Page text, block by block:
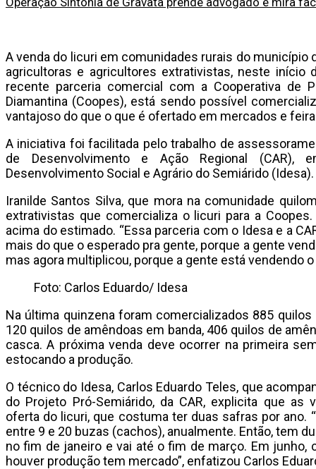
A venda do licuri em comunidades rurais do município
agricultoras e agricultores extrativistas, neste início
recente parceria comercial com a Cooperativa de
Diamantina (Coopes), está sendo possível
vantajoso do que o que é ofertado em mercados e
A iniciativa foi facilitada pelo trabalho de
de Desenvolvimento e Ação Regional
Desenvolvimento Social e Agrário do Semiárido (Idesa).
Iranilde Santos Silva, que mora na comunidade
extrativistas que comercializa o licuri para a
acima do estimado. “Essa parceria com o Idesa e a
mais do que o esperado pra gente, porque a gente
mas agora multiplicou, porque a gente está vendendo o
Foto: Carlos Eduardo/ Idesa
Na última quinzena foram comercializados 885
120 quilos de amêndoas em banda, 406 quilos de
casca. A próxima venda deve ocorrer na primeira
estocando a produção.
O técnico do Idesa, Carlos Eduardo Teles, que
do Projeto Pró-Semiárido, da CAR, explicita que as
oferta do licuri, que costuma ter duas safras por ano.
entre 9 e 20 buzas (cachos), anualmente. Então, tem
no fim de janeiro e vai até o fim de março. Em junho,
houver produção tem mercado”, enfatizou Carlos